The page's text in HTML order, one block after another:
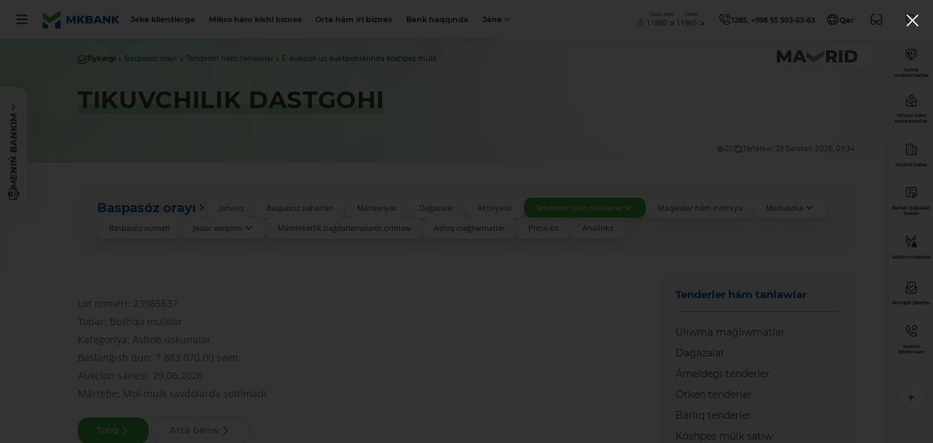
Jeke klientlerge Mikro hám kishi biznes Orta hám iri biznes Bank haqqında Jáne
Satıp alıw
11880
Satıw
11965 1285, +998 55 503-63-63 Qar
MENIŃ BANKIM
Tiykarǵı Baspasóz orayı Tenderler hám tańlawlar E-auksion.uz auktsionlarında kóshpes múlk
TIKUVCHILIK DASTGOHI
20 Jańalaw: 29 Saratan 2026, 09:34
Baspasóz orayı Jańalıq Baspasóz xabarları Mánawiyat Daǵazalar Aktsiyalar Tenderler hám tańlawlar Maqalalar hám intervyu
Mediateka
Baspasóz xızmeti
Jaslar awqamı Mámleketlik baǵdarlamalardı orınlaw Ashıq maǵlıwmatlar Press-kit Analitika
Lot nomeri: 23985637
Topar: Boshqa mulklar
Kategoriya: Asbob uskunalar
Baslanǵısh qun: 7 883 070.00 swm
Aukcion sánesi: 29.06.2026
Mártebe: Mol-mulk savdolarda sotilmadi
Tolıq Arza beriw
Tenderler hám tańlawlar
Uliwma maǵlıwmatlar
Daǵazalar
Ámeldegi tenderler
Ótken tenderler
Barlıq tenderler
Kóshpes múlk satıw
Ashıq
maǵlıwmatlar
Ofisler hám
bankomatlar
Múlkti satıw
Bahalı qaǵazlar
bazarı
Antikorrupsiya
Múrájat jiberiw
Isenim
telefonları